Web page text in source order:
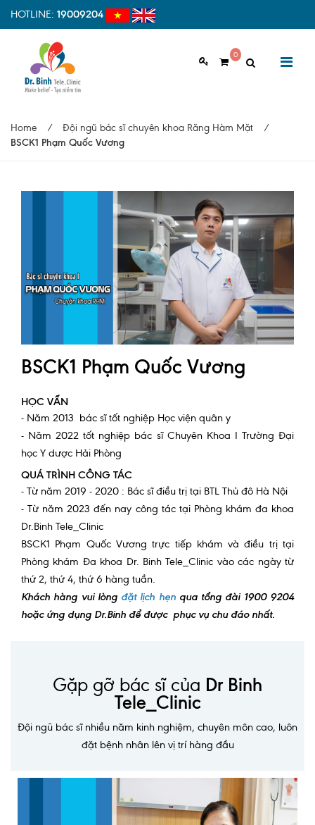
HOTLINE: 19009204
0
TRANG CHỦ
Vì sao nên chọn Dr.Binh Tele_Clinic
Đội ngũ y bác sĩ
Cơ sở vật chất
Hợp tác quốc tế
Quy trình khám bệnh tại Dr. Binh
Quy trình khám BHYT
Hồ sơ năng lực phòng khám
Thông tin y tế
Tin Ưu đãi
Tin sự kiện
Báo chí nói về chúng tôi
DỊCH VỤ
Các chuyên khoa tại Phòng khám
Nội
Da Liễu
Home / Đội ngũ bác sĩ chuyên khoa Răng Hàm Mặt
/
BSCK1 Phạm Quốc Vương
BSCK1 Phạm Quốc Vương
HỌC VẤN
- Năm 2013 bác sĩ tốt nghiệp Học viện quân y
- Năm 2022 tốt nghiệp bác sĩ Chuyên Khoa I Trường Đại
học Y dược Hải Phòng
QUÁ TRÌNH CÔNG TÁC
- Từ năm 2019 - 2020 : Bác sĩ điều trị tại BTL Thủ đô Hà Nội
- Từ năm 2023 đến nay công tác tại Phòng khám đa khoa
Dr.Binh Tele_Clinic
BSCK1 Phạm Quốc Vương trực tiếp khám và điều trị tại
Phòng khám Đa khoa Dr. Binh Tele_Clinic vào các ngày từ
thứ 2, thứ 4, thứ 6 hàng tuần.
Khách hàng vui lòng đặt lịch hẹnqua tổng đài 1900 9204
hoặc ứng dụng Dr.Binh để được phục vụ chu đáo nhất.
Gặp gỡ bác sĩ của Dr Binh
Tele_Clinic
Đội ngũ bác sĩ nhiều năm kinh nghiệm, chuyên môn cao, luôn
đặt bệnh nhân lên vị trí hàng đầu